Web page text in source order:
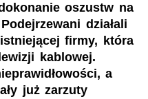
oszustw na
działali
firmy, która
kablowej.
a
już zarzuty